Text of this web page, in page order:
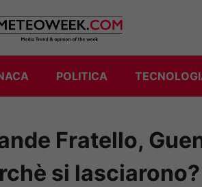
POLITICA
Fratello,
si